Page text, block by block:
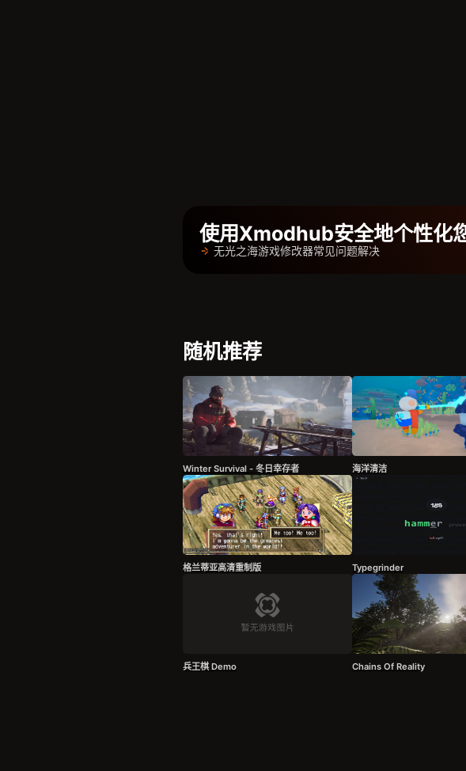
使用Xmodhub安全地个性化
无光之海游戏修改器常见问题解决
随机推荐
Winter Survival - 冬日幸存者 海洋清洁
格兰蒂亚高清重制版 Typegrinder
兵王棋 Demo Chains Of Reality